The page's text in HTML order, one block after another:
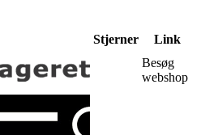
Stjerner
Link
Besøg
webshop